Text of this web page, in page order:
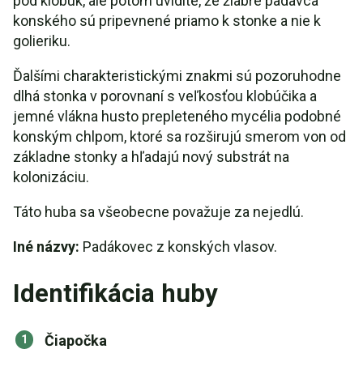
konského sú pripevnené priamo k stonke a nie k
golieriku.
Ďalšími charakteristickými znakmi sú pozoruhodne
dlhá stonka v porovnaní s veľkosťou klobúčika a
jemné vlákna husto prepleteného mycélia podobné
konským chlpom, ktoré sa rozširujú smerom von od
základne stonky a hľadajú nový substrát na
kolonizáciu.
Táto huba sa všeobecne považuje za nejedlú.
Iné názvy: Padákovec z konských vlasov.
Identifikácia huby
Čiapočka